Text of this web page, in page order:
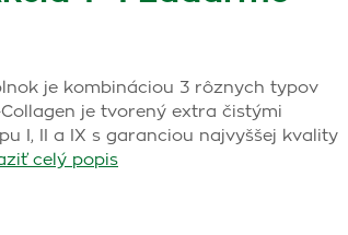
je kombináciou 3 rôznych typov
Collagen je tvorený extra čistými
I, II a IX s garanciou najvyššej kvality
celý popis